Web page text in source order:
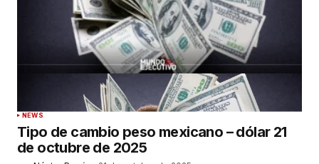
NEWS
Tipo de cambio peso mexicano – dólar 21
de octubre de 2025